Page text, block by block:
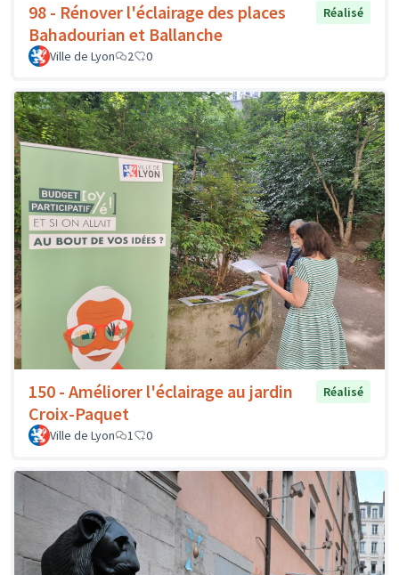
98 - Rénover l'éclairage des places
Bahadourian et Ballanche
Réalisé
Ville de Lyon 2 0
150 - Améliorer l'éclairage au jardin
Croix-Paquet
Réalisé
Ville de Lyon 1 0